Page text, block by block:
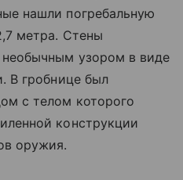
нашли погребальную
метра. Стены
узором в виде
В гробнице был
с телом которого
конструкции
оружия.